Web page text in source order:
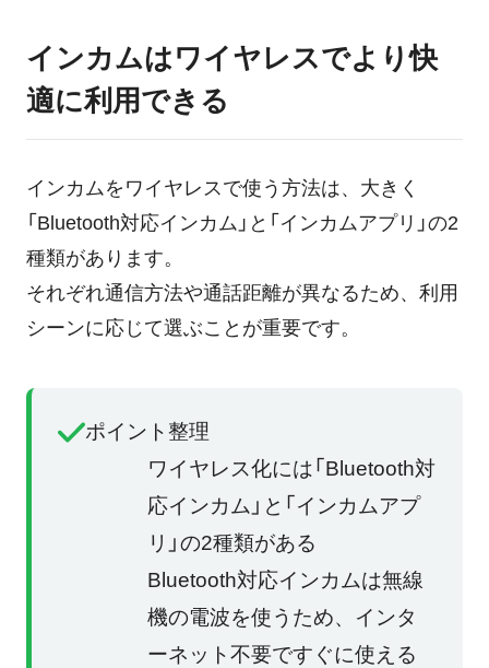
インカムはワイヤレスでより快
適に利用できる
インカムをワイヤレスで使う方法は、大きく
「Bluetooth対応インカム」と「インカムアプリ」の2
種類があります。
それぞれ通信方法や通話距離が異なるため、利用
シーンに応じて選ぶことが重要です。
ポイント整理
ワイヤレス化には「Bluetooth対
応インカム」と「インカムアプ
リ」の2種類がある
Bluetooth対応インカムは無線
機の電波を使うため、インタ
ーネット不要ですぐに使える